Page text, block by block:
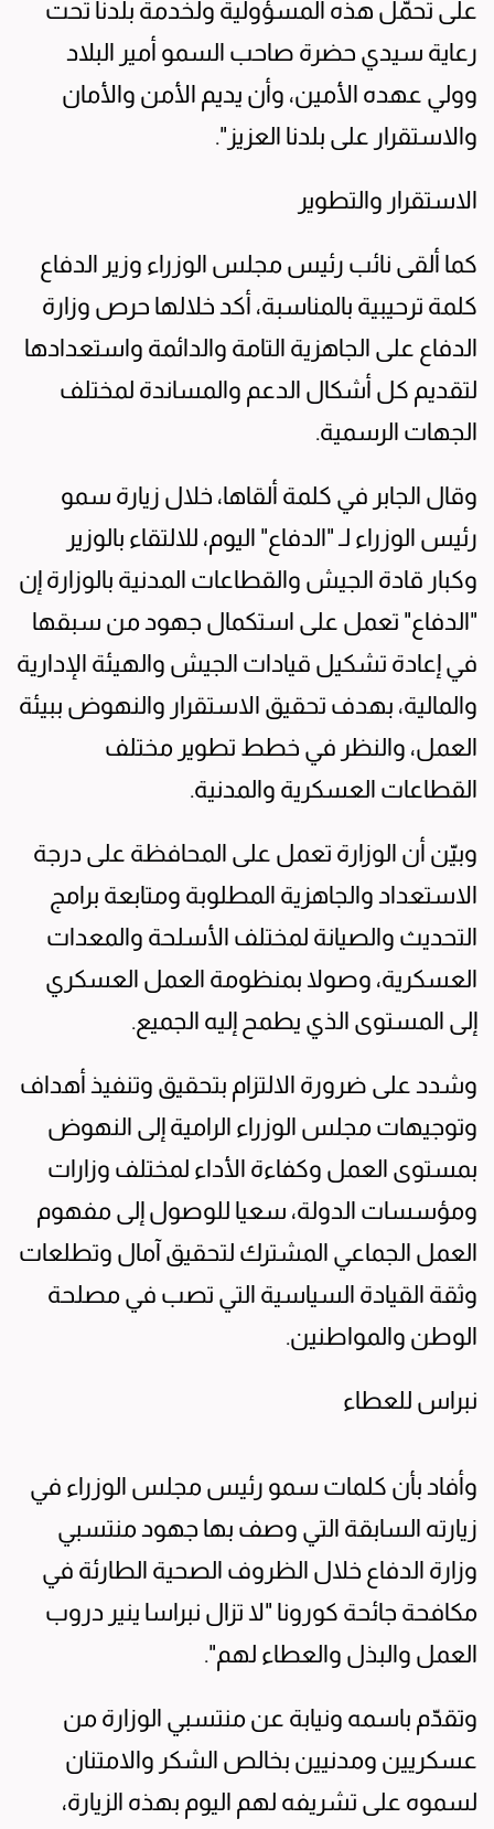
على تحمّل هذه المسؤولية ولخدمة بلدنا تحت
رعاية سيدي حضرة صاحب السمو أمير البلاد
وولي عهده الأمين، وأن يديم الأمن والأمان
والاستقرار على بلدنا العزيز".
الاستقرار والتطوير
كما ألقى نائب رئيس مجلس الوزراء وزير الدفاع
كلمة ترحيبية بالمناسبة، أكد خلالها حرص وزارة
الدفاع على الجاهزية التامة والدائمة واستعدادها
لتقديم كل أشكال الدعم والمساندة لمختلف
الجهات الرسمية.
وقال الجابر في كلمة ألقاها، خلال زيارة سمو
رئيس الوزراء لـ "الدفاع" اليوم، للالتقاء بالوزير
وكبار قادة الجيش والقطاعات المدنية بالوزارة إن
"الدفاع" تعمل على استكمال جهود من سبقها
في إعادة تشكيل قيادات الجيش والهيئة الإدارية
والمالية، بهدف تحقيق الاستقرار والنهوض ببيئة
العمل، والنظر في خطط تطوير مختلف
القطاعات العسكرية والمدنية.
وبيّن أن الوزارة تعمل على المحافظة على درجة
الاستعداد والجاهزية المطلوبة ومتابعة برامج
التحديث والصيانة لمختلف الأسلحة والمعدات
العسكرية، وصولا بمنظومة العمل العسكري
إلى المستوى الذي يطمح إليه الجميع.
وشدد على ضرورة الالتزام بتحقيق وتنفيذ أهداف
وتوجيهات مجلس الوزراء الرامية إلى النهوض
بمستوى العمل وكفاءة الأداء لمختلف وزارات
ومؤسسات الدولة، سعيا للوصول إلى مفهوم
العمل الجماعي المشترك لتحقيق آمال وتطلعات
وثقة القيادة السياسية التي تصب في مصلحة
الوطن والمواطنين.
نبراس للعطاء
وأفاد بأن كلمات سمو رئيس مجلس الوزراء في
زيارته السابقة التي وصف بها جهود منتسبي
وزارة الدفاع خلال الظروف الصحية الطارئة في
مكافحة جائحة كورونا "لا تزال نبراسا ينير دروب
العمل والبذل والعطاء لهم".
وتقدّم باسمه ونيابة عن منتسبي الوزارة من
عسكريين ومدنيين بخالص الشكر والامتنان
لسموه على تشريفه لهم اليوم بهذه الزيارة،